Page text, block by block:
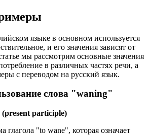
языке в основном используется
и его значения зависят от
мы рассмотрим основные значения
в различных частях речи, а
с переводом на русский язык.
слова "waning"
participle)
глагола "to wane", которая означает